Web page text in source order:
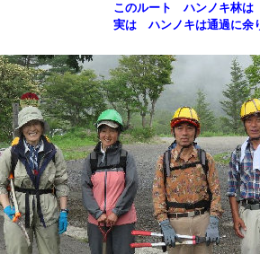
このルート ハンノキ林は
実は ハンノキは通過に余